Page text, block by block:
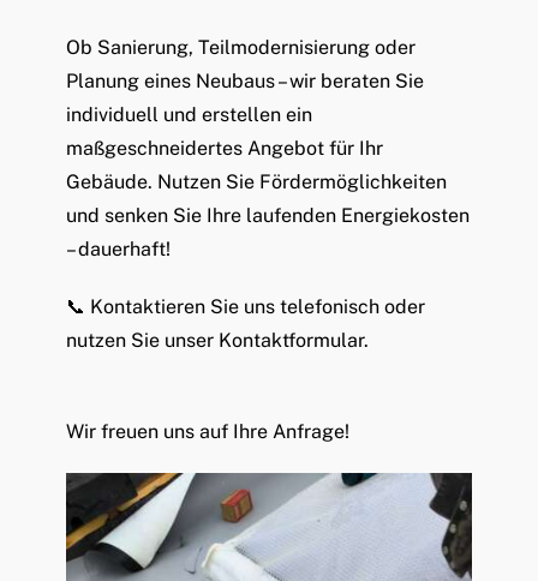
Ob Sanierung, Teilmodernisierung oder
Planung eines Neubaus – wir beraten Sie
individuell und erstellen ein
maßgeschneidertes Angebot für Ihr
Gebäude. Nutzen Sie Fördermöglichkeiten
und senken Sie Ihre laufenden Energiekosten
– dauerhaft!
📞 Kontaktieren Sie uns telefonisch oder
nutzen Sie unser Kontaktformular.
Wir freuen uns auf Ihre Anfrage!